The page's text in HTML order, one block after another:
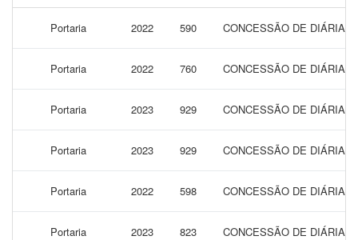
Portaria 2022 590 CONCESSÃO DE
Portaria 2022 760 CONCESSÃO DE DIÁRIAS
Portaria 2023 929 CONCESSÃO DE DIÁRIAS
Portaria 2023 929 CONCESSÃO DE DIÁRIAS
Portaria 2022 598 CONCESSÃO DE
Portaria 2023 823 CONCESSÃO DE DIÁRIAS